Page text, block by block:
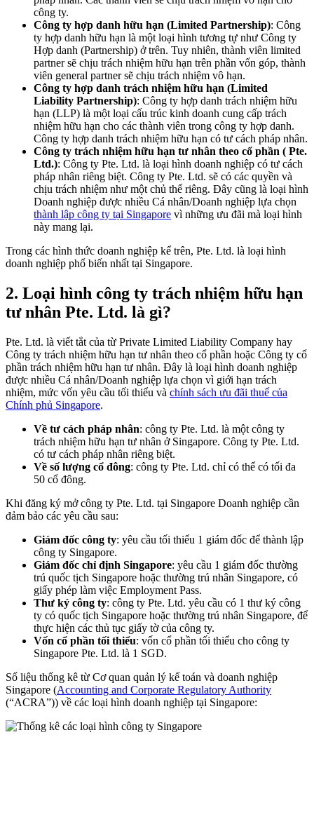
công ty.
Công ty hợp danh hữu hạn (Limited Partnership): Công
ty hợp danh hữu hạn là một loại hình tương tự như Công ty
Hợp danh (Partnership) ở trên. Tuy nhiên, thành viên limited
partner sẽ chịu trách nhiệm hữu hạn trên phần vốn góp, thành
viên general partner sẽ chịu trách nhiệm vô hạn.
Công ty hợp danh trách nhiệm hữu hạn (Limited
Liability Partnership): Công ty hợp danh trách nhiệm hữu
hạn (LLP) là một loại cấu trúc kinh doanh cung cấp trách
nhiệm hữu hạn cho các thành viên trong công ty hợp danh.
Công ty hợp danh trách nhiệm hữu hạn có tư cách pháp nhân.
Công ty trách nhiệm hữu hạn tư nhân theo cổ phần ( Pte.
Ltd.): Công ty Pte. Ltd. là loại hình doanh nghiệp có tư cách
pháp nhân riêng biệt. Công ty Pte. Ltd. sẽ có các quyền và
chịu trách nhiệm như một chủ thể riêng. Đây cũng là loại hình
Doanh nghiệp được nhiều Cá nhân/Doanh nghiệp lựa chọn
thành lập công ty tại Singapore vì những ưu đãi mà loại hình
này mang lại.
Trong các hình thức doanh nghiệp kể trên, Pte. Ltd. là loại hình
doanh nghiệp phổ biến nhất tại Singapore.
2. Loại hình công ty trách nhiệm hữu hạn
tư nhân Pte. Ltd. là gì?
Pte. Ltd. là viết tắt của từ Private Limited Liability Company hay
Công ty trách nhiệm hữu hạn tư nhân theo cổ phần hoặc Công ty cổ
phần trách nhiệm hữu hạn tư nhân. Đây là loại hình doanh nghiệp
được nhiều Cá nhân/Doanh nghiệp lựa chọn vì giới hạn trách
nhiệm, mức vốn yêu cầu tối thiểu và chính sách ưu đãi thuế của
Chính phủ Singapore.
Về tư cách pháp nhân: công ty Pte. Ltd. là một công ty
trách nhiệm hữu hạn tư nhân ở Singapore. Công ty Pte. Ltd.
có tư cách pháp nhân riêng biệt.
Về số lượng cổ đông: công ty Pte. Ltd. chỉ có thể có tối đa
50 cổ đông.
Khi đăng ký mở công ty Pte. Ltd. tại Singapore Doanh nghiệp cần
đảm bảo các yêu cầu sau:
Giám đốc công ty: yêu cầu tối thiểu 1 giám đốc để thành lập
công ty Singapore.
Giám đốc chỉ định Singapore: yêu cầu 1 giám đốc thường
trú quốc tịch Singapore hoặc thường trú nhân Singapore, có
giấy phép làm việc Employment Pass.
Thư ký công ty: công ty Pte. Ltd. yêu cầu có 1 thư ký công
ty có quốc tịch Singapore hoặc thường trú nhân Singapore, để
thực hiện các thủ tục giấy tờ của công ty.
Vốn cổ phần tối thiểu: vốn cổ phần tối thiểu cho công ty
Singapore Pte. Ltd. là 1 SGD.
Số liệu thống kê từ Cơ quan quản lý kế toán và doanh nghiệp
Singapore (Accounting and Corporate Regulatory Authority
(“ACRA”)) về các loại hình doanh nghiệp tại Singapore: